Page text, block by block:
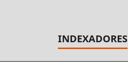
INDEXADORES